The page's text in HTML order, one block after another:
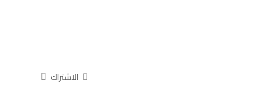
الاشتراك